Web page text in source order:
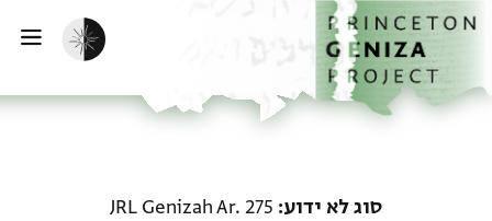
לתוכןהבית
הפעלת מצב כהה
סוג לא ידוע JRL Genizah Ar. 275